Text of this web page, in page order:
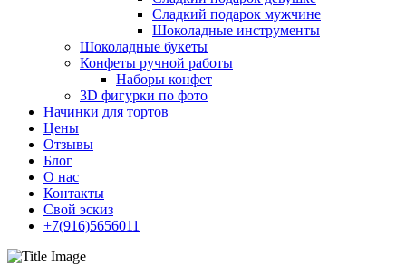
Сладкий подарок мужчине
Шоколадные инструменты
Шоколадные букеты
Конфеты ручной работы
Наборы конфет
3D фигурки по фото
Начинки для тортов
Цены
Отзывы
Блог
О нас
Контакты
Свой эскиз
+7(916)5656011